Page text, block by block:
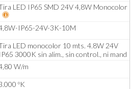
LED IP65 SMD 24V 4,8W Monocolor
IP65-24V-3K-10M
LED monocolor 10 mts. 4.8W 24V
IP65 3000K sin alim., sin control., ni mand
W/m
ºK